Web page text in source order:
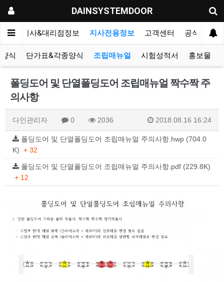
DAINSYSTEMDOOR
오 지사&대리점정보 지사전용정보 고객센터 공식블로그
식 단가표&각종양식 조립매뉴얼 시험성적서 홍보물
폴딩도어 및 단열폴딩도어 조립매뉴얼 짝수짝 주
의사항
다인관리자 0 2036 2018.08.16 16:24
폴딩도어 및 단열폴딩도어 조립매뉴얼 주의사항.hwp (704.0
K) + 32
폴딩도어 및 단열폴딩도어 조립매뉴얼 주의사항.pdf (229.8K)
+ 12